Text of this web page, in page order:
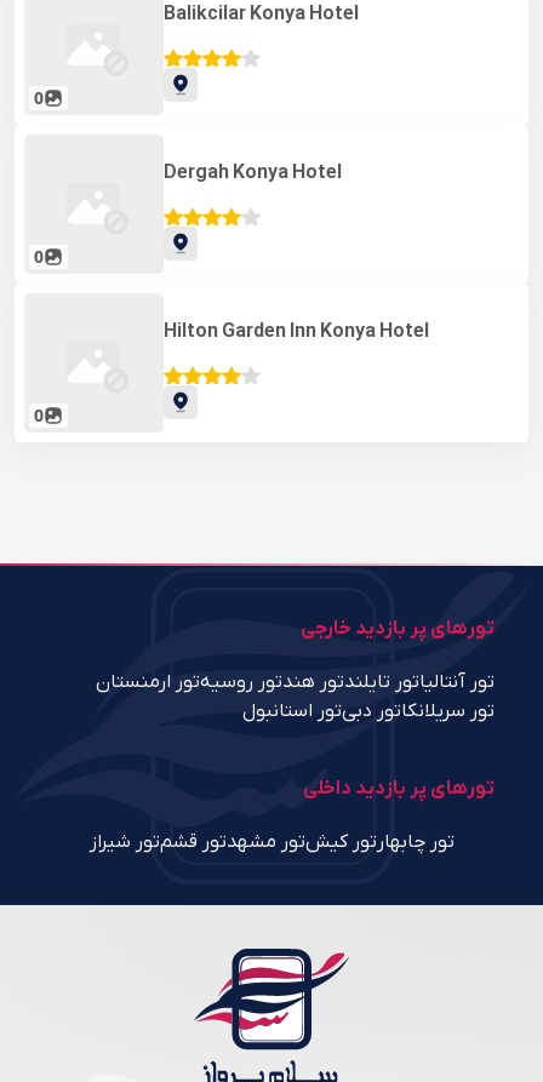
0
Balikcilar Konya Hotel
0
Dergah Konya Hotel
0
Hilton Garden Inn Konya Hotel
تورهای پر بازدید خارجی
تور آنتالیاتور تایلندتور هندتور روسیهتور ارمنستان
تور سریلانکاتور دبیتور استانبول
تورهای پر بازدید داخلی
تور چابهار تور کیشتور مشهدتور قشمتور شیراز